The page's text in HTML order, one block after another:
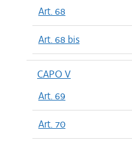
Art. 68
Art. 68 bis
CAPO V
Art. 69
Art. 70